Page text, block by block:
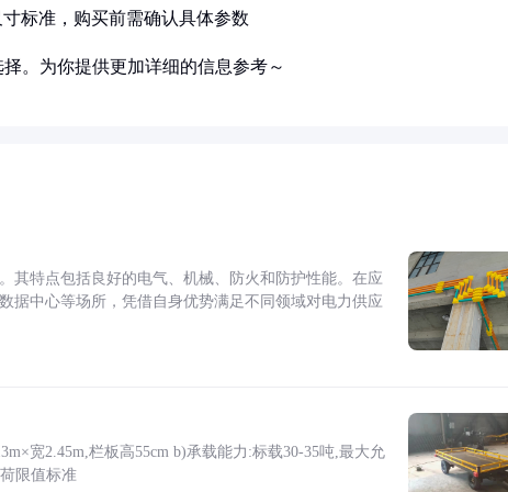
标准，购买前需确认具体参数
。为你提供更加详细的信息参考～
其特点包括良好的电气、机械、防火和防护性能。在应
据中心等场所，凭借自身优势满足不同领域对电力供应
宽2.45m,栏板高55cm b)承载能力:标载30-35吨,最大允
限值标准